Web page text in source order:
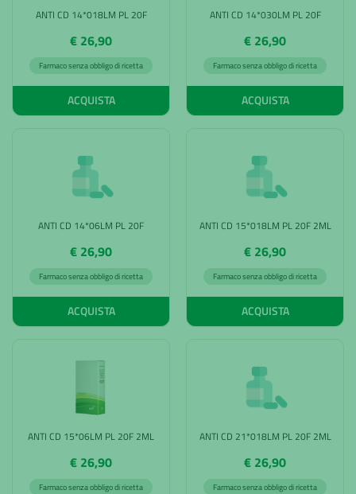
ANTI CD 14*018LM PL 20F
€ 26,90
Farmaco senza obbligo di ricetta
ACQUISTA
ANTI CD 14*030LM PL 20F
€ 26,90
Farmaco senza obbligo di ricetta
ACQUISTA
ANTI CD 14*06LM PL 20F
€ 26,90
Farmaco senza obbligo di ricetta
ACQUISTA
ANTI CD 15*018LM PL 20F 2ML
€ 26,90
Farmaco senza obbligo di ricetta
ACQUISTA
ANTI CD 15*06LM PL 20F 2ML
€ 26,90
Farmaco senza obbligo di ricetta
ANTI CD 21*018LM PL 20F 2ML
€ 26,90
Farmaco senza obbligo di ricetta